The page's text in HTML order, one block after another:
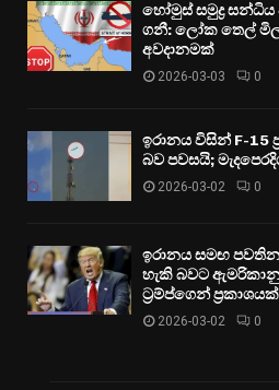
හෝමුස් සමුද්‍ර සන්ධිය
ගනී: ලෝක තෙල් මිල
අවදානමක්
2026-03-03 0
ඉරානය විසින් F-15
බව පවසයි;
2026-03-02 0
ඉරානය සමඟ
හැකි බවට
ට්‍රම්ප්ගෙන් ප්‍රකාශයක්
2026-03-02 0